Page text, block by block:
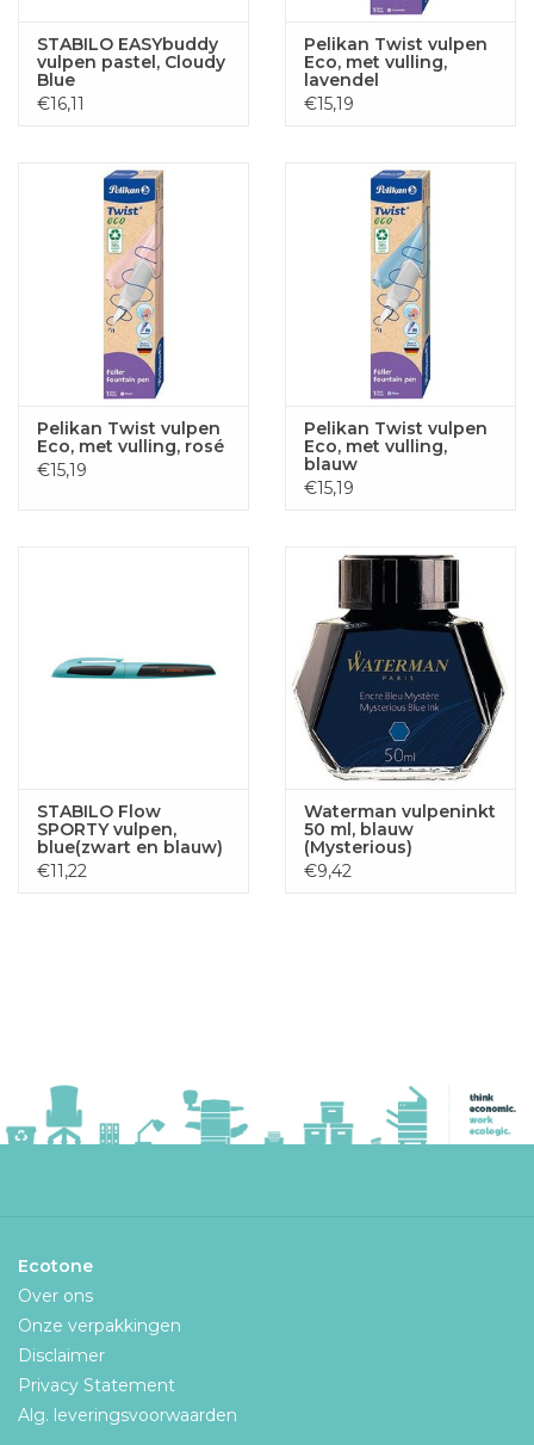
STABILO EASYbuddy
vulpen pastel, Cloudy
Blue
€16,11
Pelikan Twist vulpen
Eco, met vulling,
lavendel
€15,19
Pelikan Twist vulpen
Eco, met vulling, rosé
€15,19
Pelikan Twist vulpen
Eco, met vulling,
blauw
€15,19
STABILO Flow
SPORTY vulpen,
blue(zwart en blauw)
€11,22
Waterman vulpeninkt
50 ml, blauw
(Mysterious)
€9,42
Ecotone
Over ons
Onze verpakkingen
Disclaimer
Privacy Statement
Alg. leveringsvoorwaarden